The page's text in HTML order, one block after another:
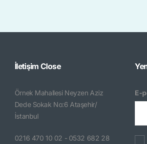
İletişimClose
Örnek Mahallesi Neyzen Aziz
Dede Sokak No:6 Ataşehir/
İstanbul
0216 470 10 02 - 0532 682 28
E-